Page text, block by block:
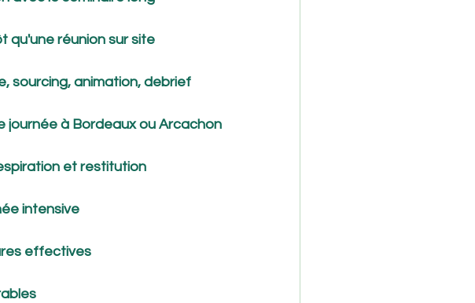
qu'une réunion sur site
sourcing, animation, debrief
journée à Bordeaux ou Arcachon
et restitution
intensive
effectives